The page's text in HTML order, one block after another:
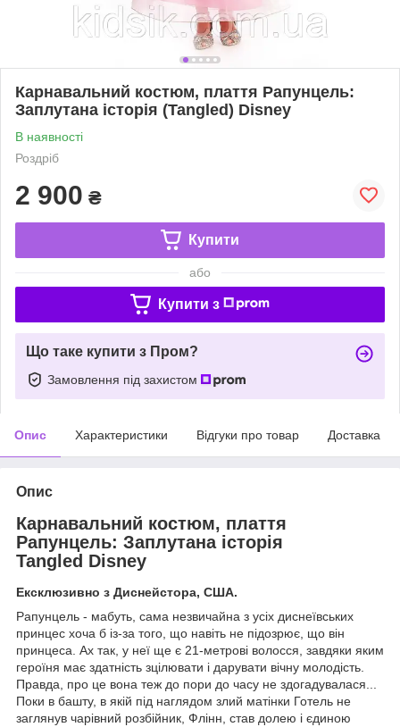
Карнавальний костюм, плаття Рапунцель:
Заплутана історія (Tangled) Disney
В наявності
Роздріб
2 900 ₴
Купити
або
Купити з
Що таке купити з Пром?
Замовлення під захистом
Опис Характеристики Відгуки про товар Доставка
Опис
Карнавальний костюм, плаття
Рапунцель: Заплутана історія
Tangled Disney
Ексклюзивно з Диснейстора, США.
Рапунцель - мабуть, сама незвичайна з усіх диснеївських
принцес хоча б із-за того, що навіть не підозрює, що він
принцеса. Ах так, у неї ще є 21-метрові волосся, завдяки яким
героїня має здатність зцілювати і дарувати вічну молодість.
Правда, про це вона теж до пори до часу не здогадувалася...
Поки в башту, в якій під наглядом злий матінки Готель не
заглянув чарівний розбійник, Флінн, став долею і єдиною